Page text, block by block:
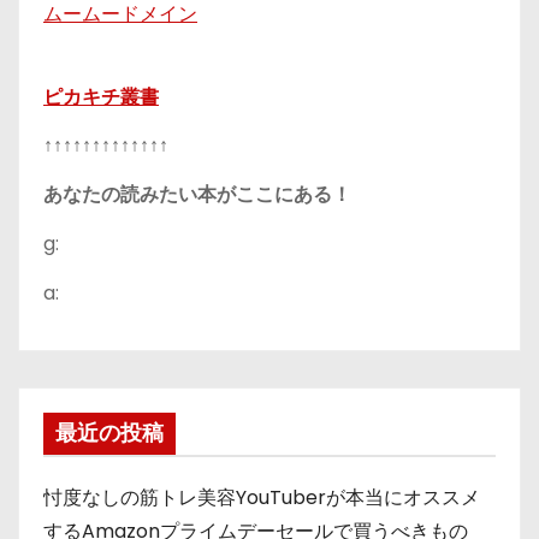
ムームードメイン
ピカキチ叢書
↑↑↑↑↑↑↑↑↑↑↑↑↑
あなたの読みたい本がここにある！
g:
a:
最近の投稿
忖度なしの筋トレ美容YouTuberが本当にオススメ
するAmazonプライムデーセールで買うべきもの